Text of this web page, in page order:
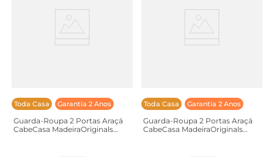
Toda Casa Garantia 2 Anos
Guarda-Roupa 2 Portas Araçá
CabeCasa MadeiraOriginals
Toda Casa Garantia 2 Anos
Guarda-Roupa 2 Portas Araçá
CabeCasa MadeiraOriginals